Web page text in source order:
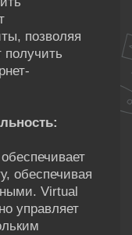
позволяя
получить
обеспечивая
Virtual
управляет